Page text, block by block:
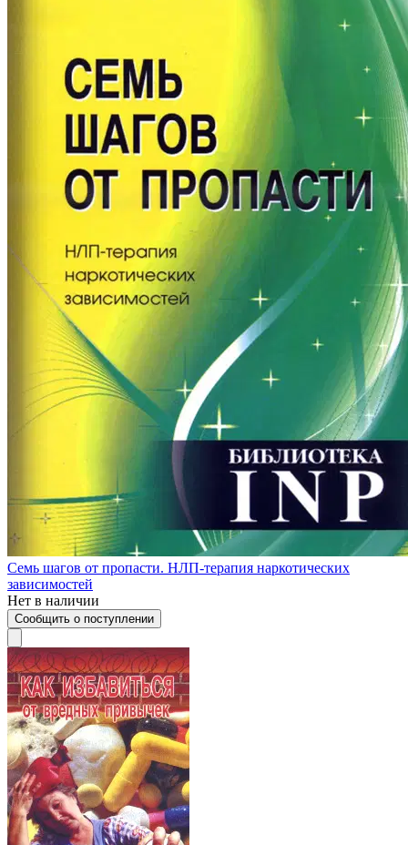
Семь шагов от пропасти. НЛП-терапия наркотических
зависимостей
Нет в наличии
Сообщить о поступлении